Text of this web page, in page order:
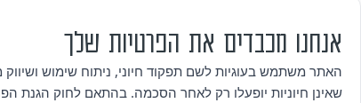
פרטים
נוספים
לפרטים נוספים ובקשות נגישות
אנחנו מכבדים את הפרטיות שלך
האתר משתמש בעוגיות לשם תפקוד חיוני, ניתוח שימוש ושיווק
שאינן חיוניות יופעלו רק לאחר הסכמה. בהתאם לחוק הגנת